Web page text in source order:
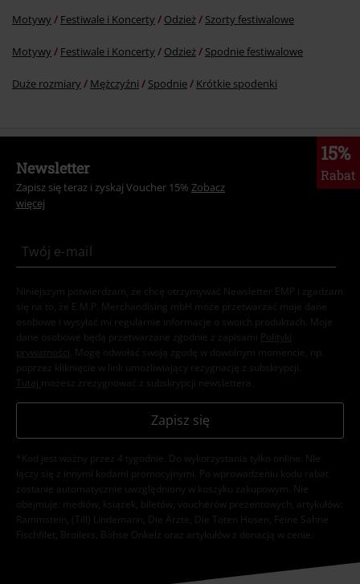
Motywy Festiwale i Koncerty Odzież Szorty festiwalowe
Motywy Festiwale i Koncerty Odzież Spodnie festiwalowe
Duże rozmiary Mężczyźni Spodnie Krótkie spodenki
15%
Rabat
Newsletter
Zapisz się teraz i zyskaj Voucher 15% Zobacz
więcej
Niniejszym potwierdzam, że chcę otrzymywać Newsletter EMP i zgadzam
się na to, że E.M.P. Merchandising mbH może przetwarzać moje dane
osobowe i wysyłać mi regularnie informacje o swoich produktach. Moje
dane osobowe będą przetwarzane zgodnie z zapisami
Polityki
prywatności . Mogę odwołać swoją zgodę w dowolnym momencie, np.
poprzez kliknięcie w link umożliwiający rezygnację z subskrypcji.
Tutaj możesz zrezygnować z subskrypcji newslettera.
Zapisz się
*Kod jest ważny przez 4 tygodnie. Do wykorzystania tylko online. NIe
łączy się z innymi kodami promocyjnymi. Po wprowadzeniu kodu rabat
zostanie automatycznie uwzględniony w koszyku zakupowym. Nie
obejmuje: mediów, książek, biletów, voucherów prezentowych, artykułów:
Rammstein, (Till) Lindemann, Die Ärzte, Die Toten Hosen, Feine Sahne
Fischfilet, Broilers, Böhse Onkelz oraz artykułów z donacją w cenie.